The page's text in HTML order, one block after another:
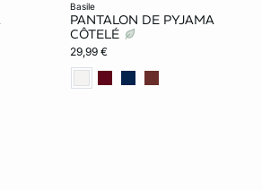
basile
PANTALON DE PYJAMA
CÔTELÉ
29,99 €